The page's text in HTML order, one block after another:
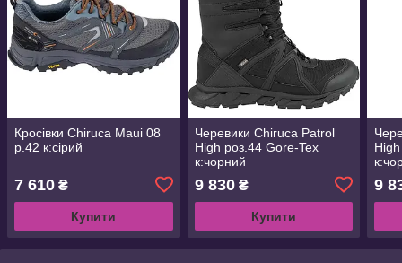
Кросівки Chiruca Maui 08
р.42 к:сірий
7 610 ₴
Купити
Черевики Chiruca Patrol
High роз.44 Gore-Tex
к:чорний
9 830₴
Купити
9